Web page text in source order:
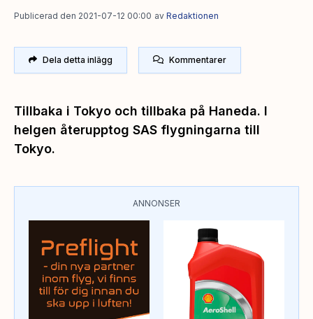
Publicerad den 2021-07-12 00:00 av Redaktionen
Dela detta inlägg Kommentarer
Tillbaka i Tokyo och tillbaka på Haneda. I
helgen återupptog SAS flygningarna till
Tokyo.
ANNONSER